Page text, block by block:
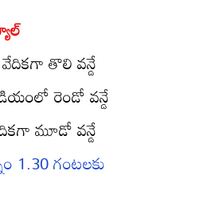
తొలి వన్డే
రెండో వన్డే
మూడో వన్డే
1.30 గంటలకు